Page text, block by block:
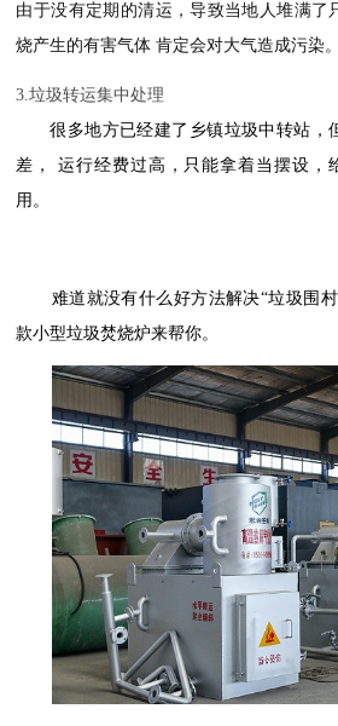
由于没有定期的清运，导致当地人堆满了
烧产生的有害气体 肯定会对大气造成污染。
3.垃圾转运集中处理
很多地方已经建了乡镇垃圾中转站，
差 ，
运行经费过高，只能拿着当摆设，
用。
难道就没有什么好方法解决“垃圾围
款小型垃圾焚烧炉来帮你。